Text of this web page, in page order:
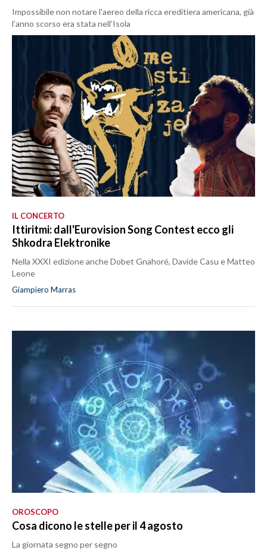
Impossibile non notare l'aereo della ricca ereditiera americana, già
l’anno scorso era stata nell’Isola
IL CONCERTO
Ittiritmi: dall'Eurovision Song Contest ecco gli
Shkodra Elektronike
Nella XXXI edizione anche Dobet Gnahoré, Davide Casu e Matteo
Leone
Giampiero Marras
OROSCOPO
Cosa dicono le stelle per il 4 agosto
La giornata segno per segno